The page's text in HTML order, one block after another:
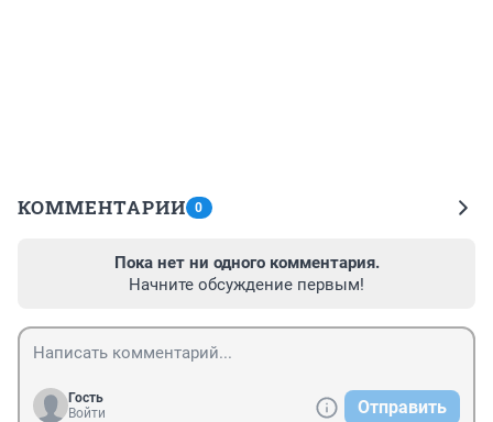
КОММЕНТАРИИ 0
Пока нет ни одного комментария.
Начните обсуждение первым!
Гость
Войти
Отправить